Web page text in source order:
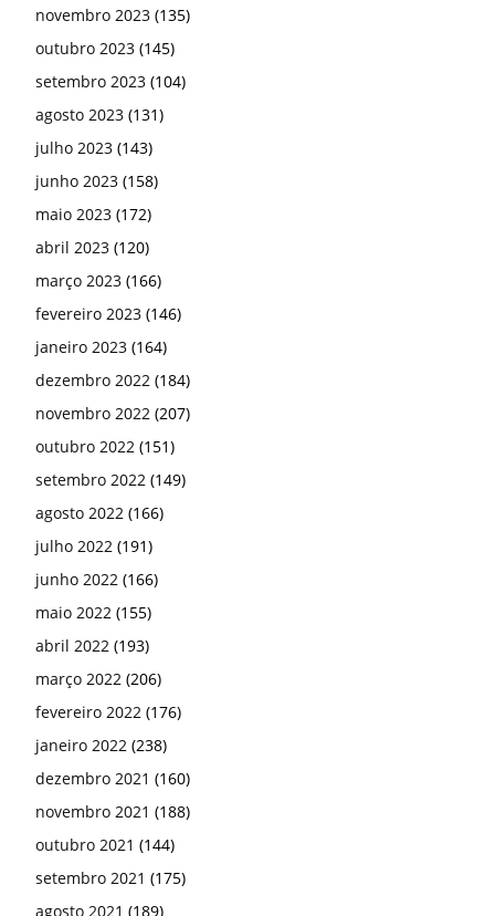
novembro 2023 (135)
outubro 2023 (145)
setembro 2023 (104)
agosto 2023 (131)
julho 2023 (143)
junho 2023 (158)
maio 2023 (172)
abril 2023 (120)
março 2023 (166)
fevereiro 2023 (146)
janeiro 2023 (164)
dezembro 2022 (184)
novembro 2022 (207)
outubro 2022 (151)
setembro 2022 (149)
agosto 2022 (166)
julho 2022 (191)
junho 2022 (166)
maio 2022 (155)
abril 2022 (193)
março 2022 (206)
fevereiro 2022 (176)
janeiro 2022 (238)
dezembro 2021 (160)
novembro 2021 (188)
outubro 2021 (144)
setembro 2021 (175)
agosto 2021 (189)